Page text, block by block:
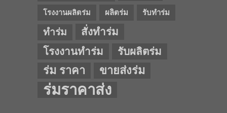
โรงงานผลิตร่ม ผลิตร่ม รับทำร่ม
ทำร่ม
สั่งทำร่ม
โรงงานทำร่ม
รับผลิตร่ม
ร่ม ราคา ขายส่งร่ม
ร่มราคาส่ง